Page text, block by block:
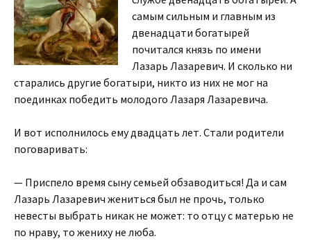
самым сильным и главным из
двенадцати богатырей
почитался князь по имени
Лазарь Лазаревич. И сколько ни
старались другие богатыри, никто из них не мог на
поединках победить молодого Лазаря Лазаревича.
И вот исполнилось ему двадцать лет. Стали родители
поговаривать:
— Приспело время сыну семьей обзаводиться! Да и сам
Лазарь Лазаревич жениться был не прочь, только
невесты выбрать никак не может: то отцу с матерью не
по нраву, то жениху не люба.